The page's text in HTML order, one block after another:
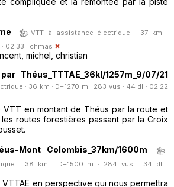
VTT à assistance électrique · 37 km ·
02:33 · chmas
michel, christian
Théus_TTTAE_36kl/1257m_9/07/21
· 36 km · D+1270 m · 283 vus · 44 dl · 02:22
VTT en montant de Théus par la route et
routes forestières passant par la Croix
Mont Colombis_37km/1600m
· 38 km · D+1500 m · 284 vus · 34 dl ·
en perspective qui nous permettra